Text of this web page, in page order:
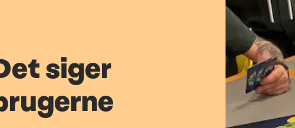
siger